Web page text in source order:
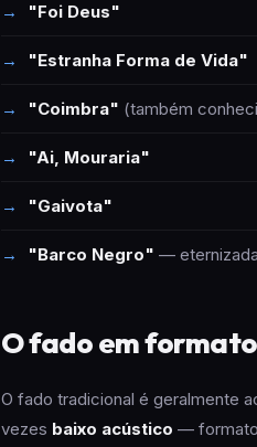
"Foi Deus"
"Estranha Forma de Vida"
"Coimbra" (também
"Ai, Mouraria"
"Gaivota"
"Barco Negro" —
O fado em
O fado tradicional é geralmente
vezes baixo acústico — formato